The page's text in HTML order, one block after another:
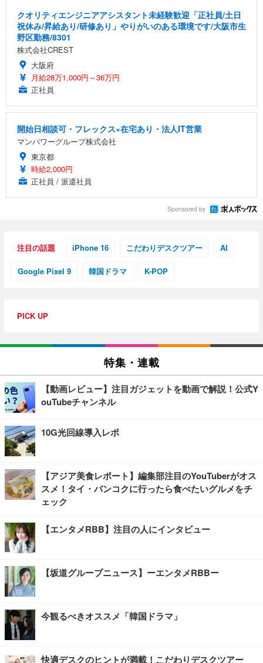
クオリティエンジニアアシスタント未経験歓迎「正社員/土日
祝休み/昇給あり/研修あり」やりがいのある環境です/大阪市生
野区勤務/8301
株式会社CREST
大阪府
月給28万1,000円～36万円
正社員
開始日相談可・フレックス×在宅あり・法人IT営業
マンパワーグループ株式会社
東京都
時給2,000円
正社員 / 派遣社員
Sponsored by
注目の話題 iPhone 16 こだわりデスクツアー AI
Google Pixel 9 韓国ドラマ K-POP
PICK UP
特集・連載
【動画レビュー】注目ガジェットを動画で解説！公式Y
ouTubeチャンネル
10G光回線導入レポ
【アジア美食レポート】編集部注目のYouTuberがオス
スメ！タイ・バンコクに行ったら食べたいグルメをチ
ェック
【エンタメRBB】注目の人にインタビュー
【坂道グループニュース】ーエンタメRBBー
今観るべきオススメ「韓国ドラマ」
快適デスクのヒントが満載！こだわりデスクツアー